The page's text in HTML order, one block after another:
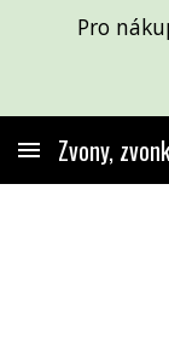
Skip to main
Pro